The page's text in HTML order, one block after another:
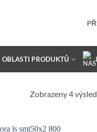
OBLASTI PRODUKTŮ
Zobrazeny 4